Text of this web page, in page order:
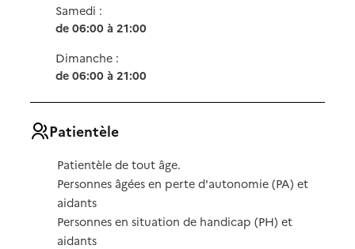
Samedi :
de 06:00 à 21:00
Dimanche :
de 06:00 à 21:00
Patientèle
Patientèle de tout âge.
Personnes âgées en perte d'autonomie (PA) et
aidants
Personnes en situation de handicap (PH) et
aidants